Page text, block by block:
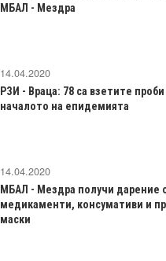
МБАЛ - Мездра
14.04.2020
РЗИ - Враца: 78 са взетите
началото на епидемията
14.04.2020
МБАЛ - Мездра получи дарение
медикаменти, консумативи и
маски